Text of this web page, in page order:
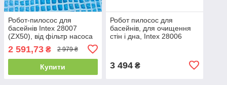
Робот-пилосос для
басейнів Intex 28007
(ZX50), від фільтр насоса
2 591,73 ₴ 2 979 ₴
Купити
Робот пилосос для
басейнів, для очищення
стін і дна, Intex 28006
3 494₴